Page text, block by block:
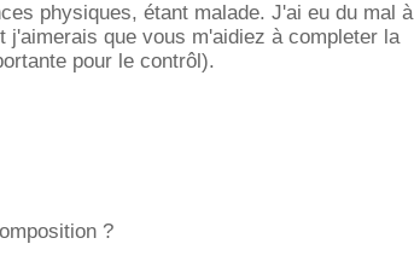
physiques, étant malade. J'ai eu du mal à
que vous m'aidiez à completer la
pour le contrôl).
?